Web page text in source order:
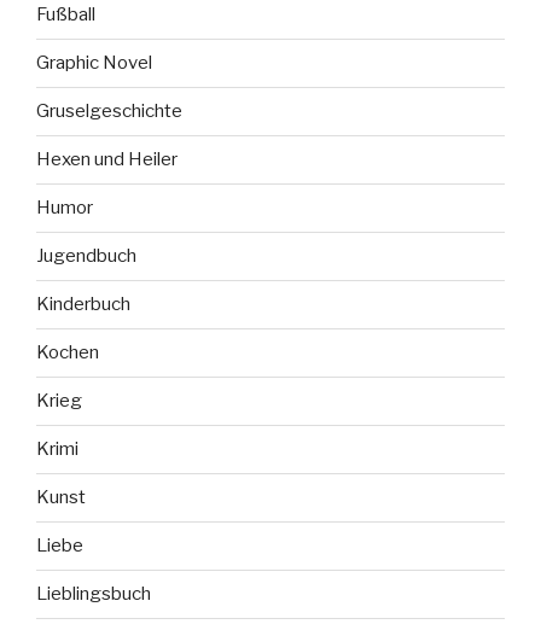
Fußball
Graphic Novel
Gruselgeschichte
Hexen und Heiler
Humor
Jugendbuch
Kinderbuch
Kochen
Krieg
Krimi
Kunst
Liebe
Lieblingsbuch